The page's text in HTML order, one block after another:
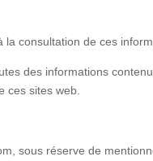
consultation de ces
des informations
ces sites web.
sous réserve de